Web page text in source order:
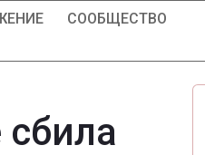
СООБЩЕСТВО